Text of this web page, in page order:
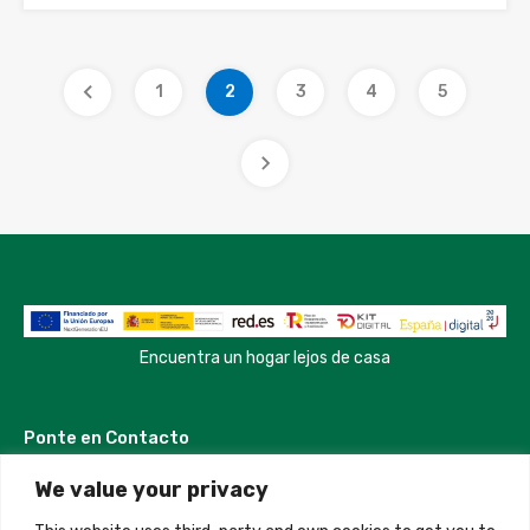
We value your privacy
1 2 3 4 5
Encuentra un hogar lejos de casa
Ponte en Contacto
Madrid, Spain